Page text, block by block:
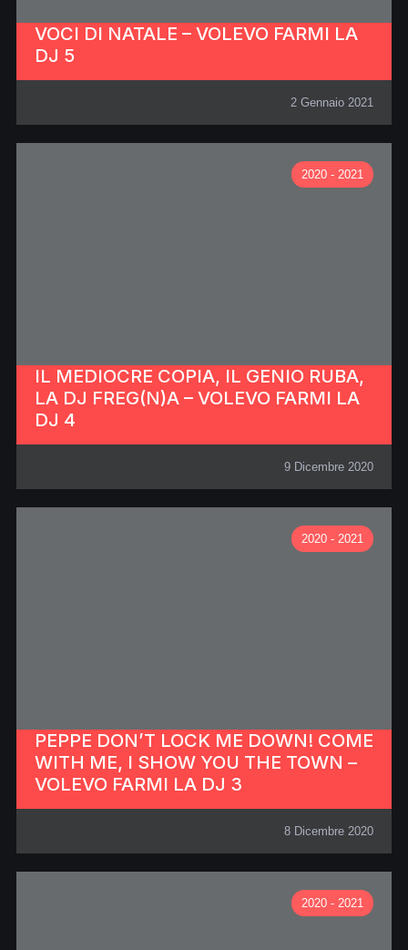
VOCI DI NATALE – VOLEVO FARMI LA
DJ 5
2 Gennaio 2021
2020 - 2021
IL MEDIOCRE COPIA, IL GENIO RUBA,
LA DJ FREG(N)A – VOLEVO FARMI LA
DJ 4
9 Dicembre 2020
2020 - 2021
PEPPE DON’T LOCK ME DOWN! COME
WITH ME, I SHOW YOU THE TOWN –
VOLEVO FARMI LA DJ 3
8 Dicembre 2020
2020 - 2021